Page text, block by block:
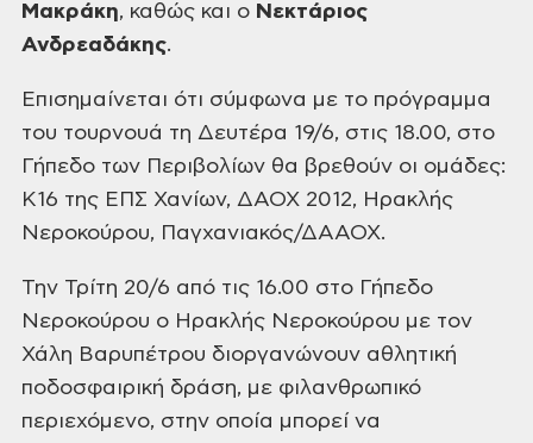
Μακράκη, καθώς και ο Νεκτάριος
Ανδρεαδάκης.
Επισημαίνεται ότι σύμφωνα με το πρόγραμμα
του τουρνουά τη Δευτέρα 19/6, στις 18.00, στο
Γήπεδο των Περιβολίων θα βρεθούν οι ομάδες:
Κ16 της ΕΠΣ Χανίων, ΔΑΟΧ 2012, Ηρακλής
Νεροκούρου, Παγχανιακός/ΔΑΑΟΧ.
Την Τρίτη 20/6 από τις 16.00 στο Γήπεδο
Νεροκούρου ο Ηρακλής Νεροκούρου με τον
Χάλη Βαρυπέτρου διοργανώνουν αθλητική
ποδοσφαιρική δράση, με φιλανθρωπικό
περιεχόμενο, στην οποία μπορεί να